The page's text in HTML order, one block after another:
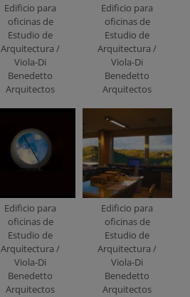
Edificio para
oficinas de
Estudio de
Arquitectura /
Viola-Di
Benedetto
Arquitectos
Edificio para
oficinas de
Estudio de
Arquitectura /
Viola-Di
Benedetto
Arquitectos
Edificio para
oficinas de
Estudio de
Arquitectura /
Viola-Di
Benedetto
Arquitectos
Edificio para
oficinas de
Estudio de
Arquitectura /
Viola-Di
Benedetto
Arquitectos